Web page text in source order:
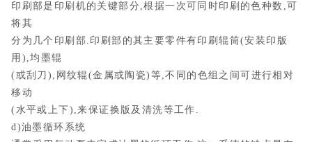
印刷部是印刷机的关键部分,根据一次可同时印刷的色种数,可
将其
分为几个印刷部.印刷部的其主要零件有印刷辊筒(安装印版
用),均墨辊
(或刮刀),网纹辊(金属或陶瓷)等,不同的色组之间可进行相对
移动
(水平或上下),来保证换版及清洗等工作.
d)油墨循环系统